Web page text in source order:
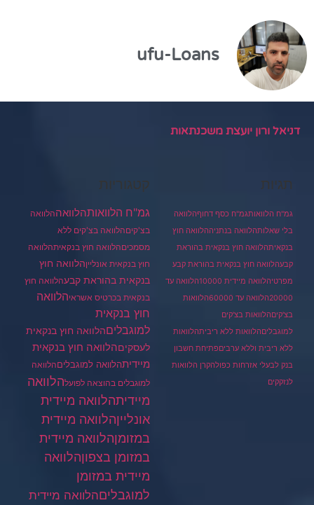
ufu-Loans
דניאל ורון יועצת משכנתאות
תגיות
גמ"ח הלוואותגמ"ח כסף דחוףהלוואה
בלי שאלותהלוואה בנתניההלוואה חוץ
בנקאיתהלוואה חוץ בנקאית בהוראת
קבעהלוואה חוץ בנקאית בהוראת קבע
מפרטיהלוואה מיידית 10000
הלוואה עד
20000הלוואה עד 60000
הלוואות
בצ'קיםהלוואות בצ'קים
למוגבליםהלוואות ללא ריביתהלוואות
ללא ריבית וללא ערביםפתיחת חשבון
בנק לבעלי אזרחות כפולהקרן הלוואות
לנזקקים
קטגוריות
גמ"ח הלוואותהלוואההלוואה
בצ'קיםהלוואה בצ'קים ללא
מסמכיםהלוואה חוץ בנקאיתהלוואה
חוץ בנקאית אונלייןהלוואה חוץ
בנקאית בהוראת קבעהלוואה חוץ
בנקאית בכרטיס אשראיהלוואה
חוץ בנקאית
למוגבליםהלוואה חוץ בנקאית
לעסקיםהלוואה חוץ בנקאית
מיידיתהלוואה למוגבליםהלוואה
למוגבלים בהוצאה לפועלהלוואה
מיידיתהלוואה מיידית
אונלייןהלוואה מיידית
במזומןהלוואה מיידית
במזומן בצפוןהלוואה
מיידית במזומן
למוגבליםהלוואה מיידית